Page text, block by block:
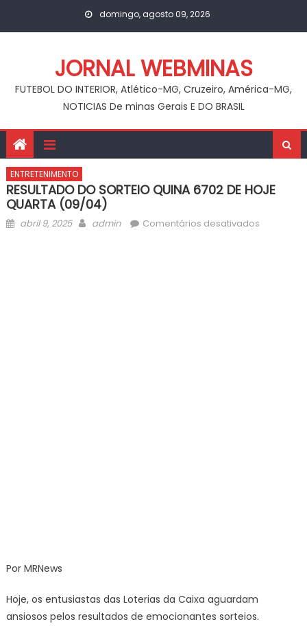
domingo, agosto 09, 2026
JORNAL WEBMINAS
FUTEBOL DO INTERIOR, Atlético-MG, Cruzeiro, América-MG,
NOTICIAS De minas Gerais E DO BRASIL
ENTRETENIMENTO
RESULTADO DO SORTEIO QUINA 6702 DE HOJE
QUARTA (09/04)
Posted
abril 9, 2025 Author
admin Comentários desativadosem
Por MRNews
Hoje, os entusiastas das Loterias da Caixa aguardam
ansiosos pelos resultados de emocionantes sorteios.